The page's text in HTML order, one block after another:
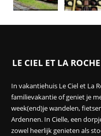
LE CIEL ET LA ROCHE
In vakantiehuis Le Ciel et La
familievakantie of geniet je
week(end)je wandelen,
Ardennen. In Cielle, een
zowel heerlijk genieten als